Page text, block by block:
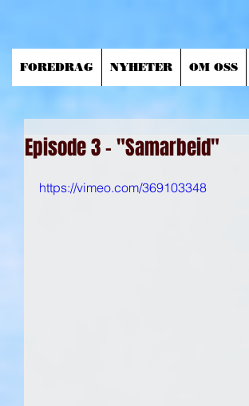
FOREDRAG NYHETER OM OSS
Episode 3 - "Samarbeid"
https://vimeo.com/369103348